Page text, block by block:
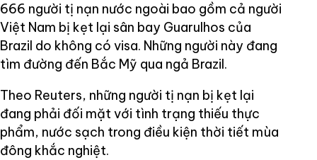
666 người tị nạn nước ngoài bao gồm cả người
Việt Nam bị kẹt lại sân bay Guarulhos của
Brazil do không có visa. Những người này đang
tìm đường đến Bắc Mỹ qua ngả Brazil.
Theo Reuters, những người tị nạn bị kẹt lại
đang phải đối mặt với tình trạng thiếu thực
phẩm, nước sạch trong điều kiện thời tiết mùa
đông khắc nghiệt.